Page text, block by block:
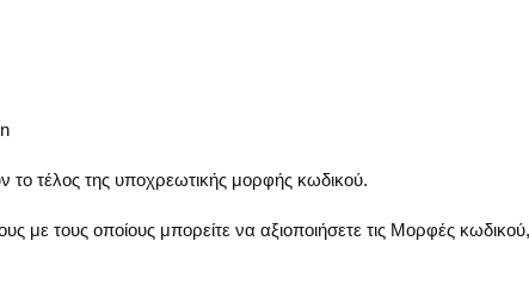
το τέλος της υποχρεωτικής μορφής κωδικού.
με τους οποίους μπορείτε να αξιοποιήσετε τις Μορφές κωδικού,